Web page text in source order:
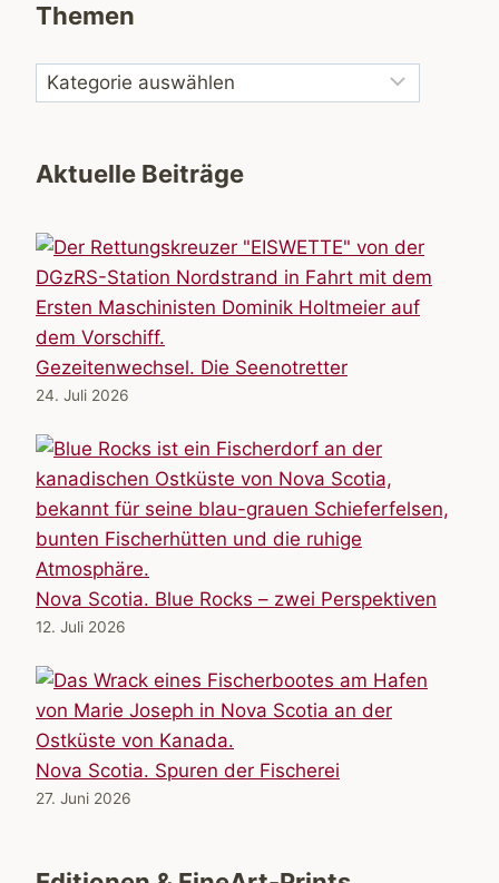
Themen
Aktuelle Beiträge
Gezeitenwechsel. Die Seenotretter
24. Juli 2026
Nova Scotia. Blue Rocks – zwei Perspektiven
12. Juli 2026
Nova Scotia. Spuren der Fischerei
27. Juni 2026